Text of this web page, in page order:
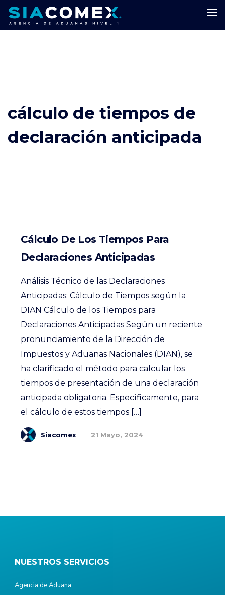
cálculo de tiempos de
declaración anticipada
Cálculo De Los Tiempos Para
Declaraciones Anticipadas
Análisis Técnico de las Declaraciones
Anticipadas: Cálculo de Tiempos según la
DIAN Cálculo de los Tiempos para
Declaraciones Anticipadas Según un reciente
pronunciamiento de la Dirección de
Impuestos y Aduanas Nacionales (DIAN), se
ha clarificado el método para calcular los
tiempos de presentación de una declaración
anticipada obligatoria. Específicamente, para
el cálculo de estos tiempos […]
Siacomex 21 Mayo, 2024
NUESTROS SERVICIOS
Agencia de Aduana